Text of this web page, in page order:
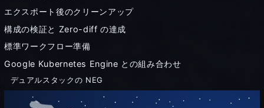
エクスポート後のクリーンアップ
構成の検証と Zero-diff の達成
標準ワークフロー準備
Google Kubernetes Engine との組み合わせ
デュアルスタックの NEG